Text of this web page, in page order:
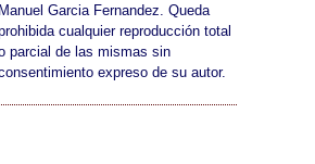
Manuel Garcia Fernandez. Queda
cualquier reproducción total
parcial de las mismas sin
expreso de su autor.